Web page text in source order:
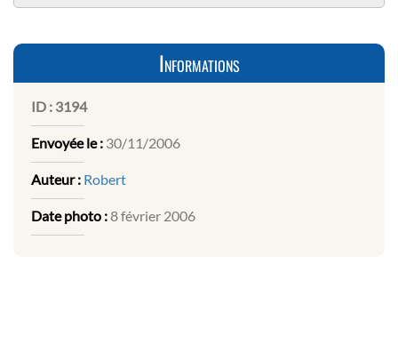
Informations
ID : 3194
Envoyée le : 30/11/2006
Auteur : Robert
Date photo :8 février 2006